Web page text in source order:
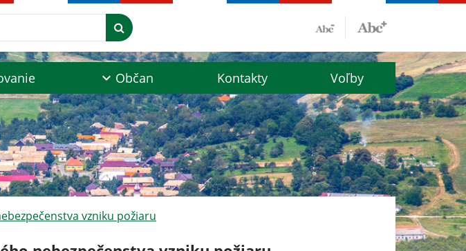
Občan Kontakty Voľby
vzniku požiaru